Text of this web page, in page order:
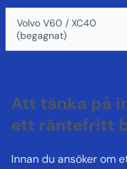
Volvo V60 / XC40
(begagnat)
Att tänka på
ett räntefritt
Innan du ansöker om